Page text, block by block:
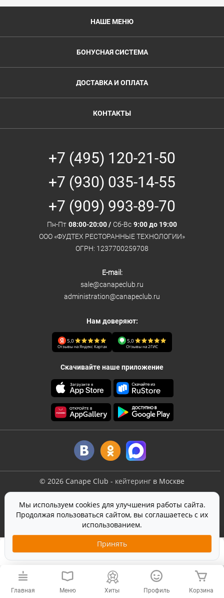
Главная Меню Хиты Профиль Корзина
1 990 ₽ Лайт Добавить в корзину
НАШЕ МЕНЮ
БОНУСНАЯ СИСТЕМА
ДОСТАВКА И ОПЛАТА
КОНТАКТЫ
+7 (495) 120-21-50
+7 (930) 035-14-55
+7 (909) 993-89-70
Пн-Пт 08:00-20:00 / Сб-Вс 9:00 до 19:00
ООО «ФУДТЕХ РЕСТОРАННЫЕ ТЕХНОЛОГИИ»
ОГРН: 1237700259708
E-mail:
sale@canapeclub.ru
administration@canapeclub.ru
Нам доверяют:
5,0
Отзывы на Яндекс Картах
5,0
Отзывы на 2ГИС
Скачивайте наше приложение
© 2026 Canape Club - кейтеринг в Москве
Политика конфиденциальности
Согласие на обработку персональных данных
На сайте используетсяSmartCaptcha
Мы используем cookies для улучшения работы сайта.
Продолжая пользоваться сайтом, вы соглашаетесь с их
использованием.
Принять